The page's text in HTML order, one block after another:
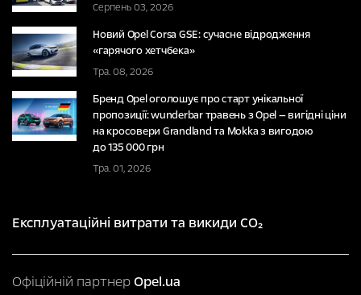
Серпень 03, 2026
Новий Opel Corsa GSE: сучасне відродження
«гарячого хетчбека»
Тра. 08, 2026
Бренд Opel оголошує про старт унікальної
пропозиції: wunderbar травень з Opel — вигідні ціни
на кросовери Grandland та Mokka з вигодою
до 135 000 грн
Тра. 01, 2026
Експлуатаційні витрати та викиди CO₂
Офіційній партнерOpel.ua